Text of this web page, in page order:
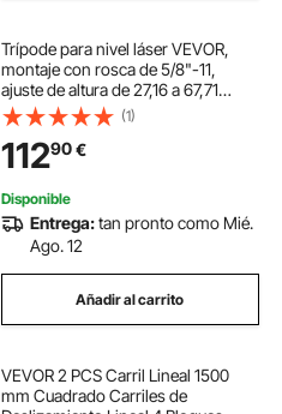
Trípode para nivel láser VEVOR,
montaje con rosca de 5/8"-11,
ajuste de altura de 27,16 a 67,71
pulgadas, trípode de estudio
resistente, con burbuja de nivel y
limitador de difusión, pies
antideslizantes elevables para
construcción
(1)
11290€
Disponible
Entrega:tan pronto como Mié.
Ago. 12
Añadir al carrito
VEVOR 2 PCS Carril Lineal 1500
mm Cuadrado Carriles de